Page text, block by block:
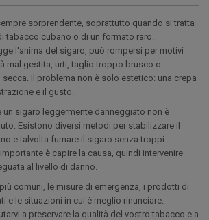
sorprendente, soprattutto quando si tratta
tabacco cubano o di un formato raro.
l'anima del sigaro, può rompersi per motivi
mal gestita, urti, taglio troppo brusco o
Il problema non è solo estetico: una crepa
e il gusto.
un sigaro leggermente danneggiato non è
Esistono diversi metodi per stabilizzare il
e talvolta fumare il sigaro senza troppi
è capire la causa, quindi intervenire
al livello di danno.
comuni, le misure di emergenza, i prodotti di
e le situazioni in cui è meglio rinunciare.
a preservare la qualità del vostro tabacco e a